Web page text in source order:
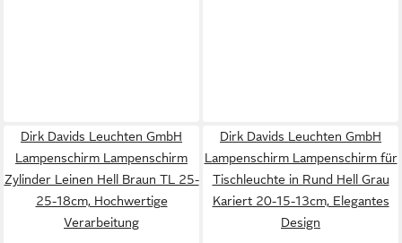
Dirk Davids Leuchten GmbH
Lampenschirm Lampenschirm
Zylinder Leinen Hell Braun TL 25-
25-18cm, Hochwertige
Verarbeitung
Dirk Davids Leuchten GmbH
Lampenschirm Lampenschirm für
Tischleuchte in Rund Hell Grau
Kariert 20-15-13cm, Elegantes
Design